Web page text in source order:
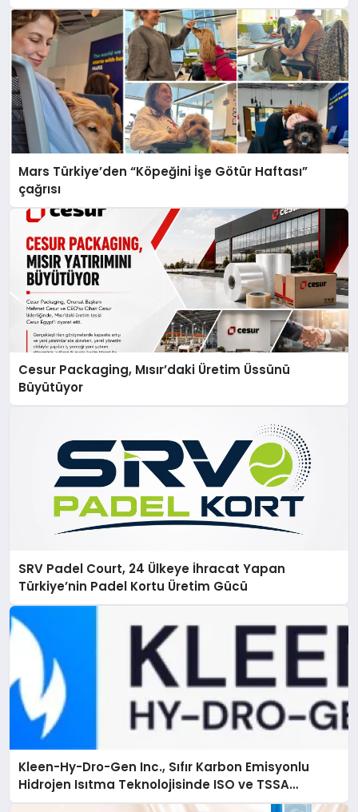
Mars Türkiye’den “Köpeğini İşe Götür Haftası”
çağrısı
Cesur Packaging, Mısır’daki Üretim Üssünü
Büyütüyor
SRV Padel Court, 24 Ülkeye İhracat Yapan
Türkiye’nin Padel Kortu Üretim Gücü
Kleen-Hy-Dro-Gen Inc., Sıfır Karbon Emisyonlu
Hidrojen Isıtma Teknolojisinde ISO ve TSSA
Düzenleyici Onaylarını Aldı